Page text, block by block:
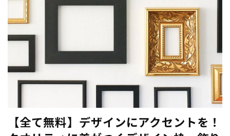
【全て無料】デザインにアクセントを！